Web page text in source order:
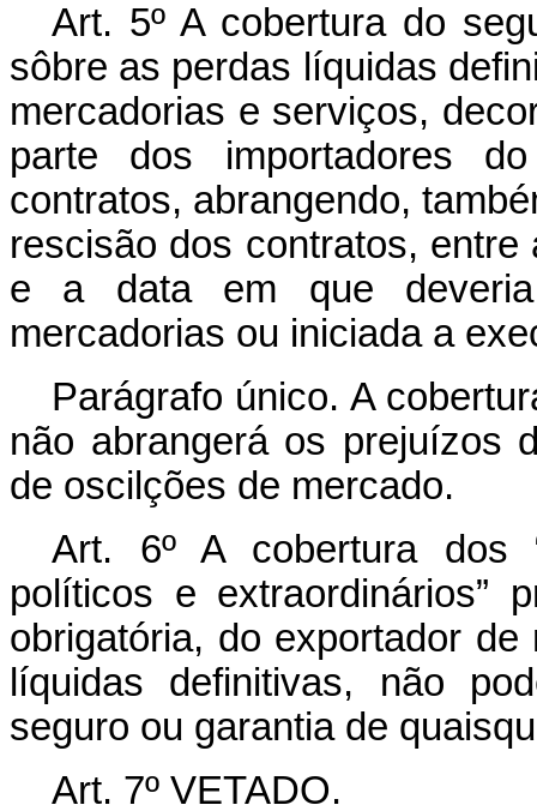
Art. 5º A cobertura do
sôbre as perdas líquidas
mercadorias e serviços,
parte dos importadores
contratos, abrangendo,
rescisão dos contratos,
e a data em que
mercadorias ou iniciada a
Parágrafo único. A
não abrangerá os prejuízos
de oscilções de mercado.
Art. 6º A cobertura dos
políticos e extraordinários”
obrigatória, do exportador
líquidas definitivas, não
seguro ou garantia de
Art. 7º VETADO.